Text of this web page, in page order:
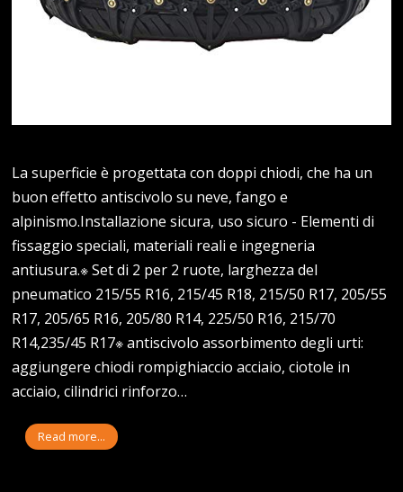
La superficie è progettata con doppi chiodi, che ha un
buon effetto antiscivolo su neve, fango e
alpinismo.Installazione sicura, uso sicuro - Elementi di
fissaggio speciali, materiali reali e ingegneria
antiusura.※ Set di 2 per 2 ruote, larghezza del
pneumatico 215/55 R16, 215/45 R18, 215/50 R17, 205/55
R17, 205/65 R16, 205/80 R14, 225/50 R16, 215/70
R14,235/45 R17※ antiscivolo assorbimento degli urti:
aggiungere chiodi rompighiaccio acciaio, ciotole in
acciaio, cilindrici rinforzo…
Read more...